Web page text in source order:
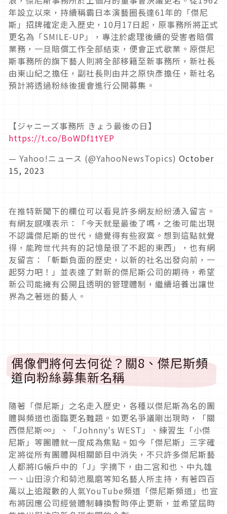
年設立以來，持續稱霸日本演藝圈長達61年的「傑尼
斯」招牌確定走入歷史，10月17日起，原事務所將正式
更名為「SMILE-UP」，專注於處理後續的受害者賠償
業務，一旦賠償工作全部結束，便會正式歇業。原傑尼
斯事務所的旗下藝人則將全部移籍至新事務所，新社長
由東山紀之擔任，副社長則由井之原快彥擔任，新社名
預計將透過粉絲後援會進行公開募集。
【ジャニーズ事務所 きょう最後の日】
https://t.co/BoWDf1tYEP
— Yahoo!ニュース (@YahooNewsTopics) October
15, 2023
在推特新聞下的欄位可以看見許多網友紛紛湧入留言。
有網友感嘆表示：「今天就是最後了嗎，之後可能出現
不認識傑尼斯的世代，總覺得有些寂寞。想到這點就覺
得，能跨世代共有的記憶是很了不起的東西」，也有網
友留言：「斬斷負面的歷史，以新的社名出發向前，一
起努力吧！」並表達了對新的傑尼斯公司的期待，希望
新公司能擁有公開且透明的管理體制，繼續培養出讓世
界為之著迷的藝人。
偶像們將何去何從？關8、傑尼斯頻
道向粉絲募集新名稱
隨著「傑尼斯」之名走入歷史，各種以傑尼斯為名的團
體與頻道也面臨更名難題。如更名爭議剛出現時，「關
西傑尼斯∞」、「Johnny's WEST」、練習生「小傑
尼斯」等團體就一度成為焦點。如今「傑尼斯」三字確
定將從所有團體與相關節目中消失，不只許多傑尼斯藝
人都將IG帳戶中的「J」字摘下，由二宮和也、中丸雄
一、山田涼介和菊池風磨等知名藝人所主持，有著四百
萬以上追蹤數的人氣YouTube頻道「傑尼斯頻道」也宣
布將因應公司經營體制轉換暫時停止更新，並希望屆時